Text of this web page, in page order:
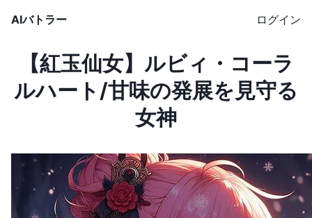
AIバトラー ログイン
【紅玉仙女】ルビィ・コーラ
ルハート/甘味の発展を見守る
女神